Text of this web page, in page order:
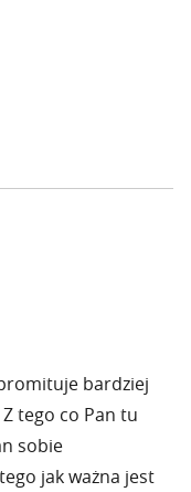
bardziej
tego co Pan tu
sobie
jak ważna jest